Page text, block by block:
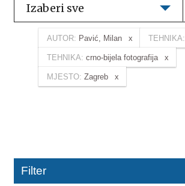
Izaberi sve
AUTOR: Pavić, Milan TEHNIKA:
TEHNIKA: crno-bijela fotografija
MJESTO: Zagreb
Filter